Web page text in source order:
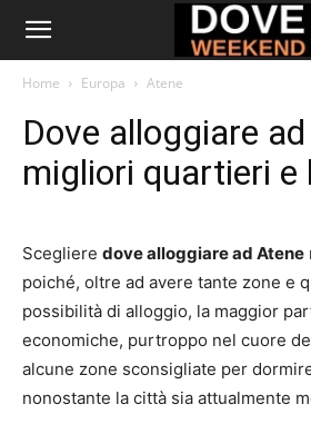
Home Europa Atene
Dove alloggiare
migliori quartieri e
Scegliere dove alloggiare ad Atene
poiché, oltre ad avere tante zone e
possibilità di alloggio, la maggior
economiche, purtroppo nel cuore
alcune zone sconsigliate per
nonostante la città sia attualmente